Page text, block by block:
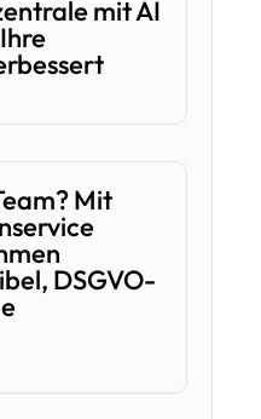
mit AI
Mit
DSGVO-